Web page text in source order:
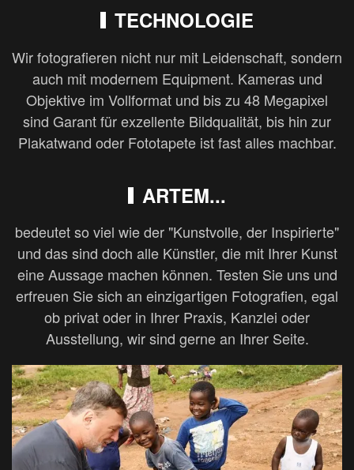
TECHNOLOGIE
Wir fotografieren nicht nur mit Leidenschaft, sondern
auch mit modernem Equipment. Kameras und
Objektive im Vollformat und bis zu 48 Megapixel
sind Garant für exzellente Bildqualität, bis hin zur
Plakatwand oder Fototapete ist fast alles machbar.
ARTEM...
bedeutet so viel wie der "Kunstvolle, der Inspirierte"
und das sind doch alle Künstler, die mit Ihrer Kunst
eine Aussage machen können. Testen Sie uns und
erfreuen Sie sich an einzigartigen Fotografien, egal
ob privat oder in Ihrer Praxis, Kanzlei oder
Ausstellung, wir sind gerne an Ihrer Seite.